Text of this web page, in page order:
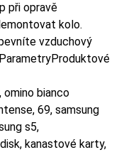
při opravě
kolo.
vzduchový
bianco
69, samsung
s5,
kanastové karty,